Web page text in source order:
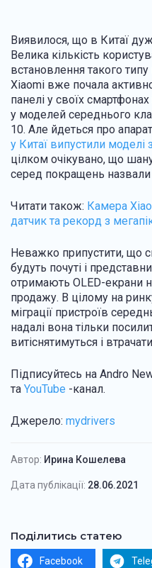
Виявилося, що в Китаї
Велика кількість
встановлення такого
Xiaomi вже почала
панелі у своїх
у моделей середнього
10. Але йдеться про
у Китаї випустили
цілком очікувано, що
серед покращень назвали
Читати також: Камера
датчик та рекорд з
Неважко припустити, що
будуть почуті і
отримають OLED-екрани
продажу. В цілому на
міграції пристроїв
надалі вона тільки
витіснятимуться і
Підписуйтесь на Andro
та YouTube -канал.
Джерело: mydrivers
Автор: Ирина Кошелева
Дата публікації: 28.06.2021
Поділитись статею
Facebook